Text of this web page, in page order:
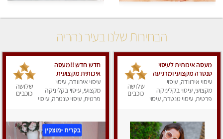
הבחירות שלנו בעיר נהריה
מעסה איכותית לעיסוי
טנטרה מקצועי ומרגיעה
עיסוי אירוודה, עיסוי
מקצועי, עיסוי בקליניקה
פרטית, עיסוי טנטרה, עיסוי
שלושה
כוכבים
חדש חדש !!מעסה
איכותית מקצועית
ומפנקת מאוד בקריות
עיסוי אירוודה, עיסוי
מקצועי, עיסוי בקליניקה
פרטית, עיסוי טנטרה, עיסוי
שלושה
כוכבים